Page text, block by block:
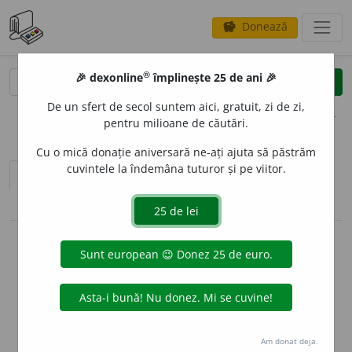
savings Donează
clear
opțiuni
sinteza definițiilor (2)
definiții (50)
pronunție volume_up
info
Aceste definiții sunt compilate de
echipa dexonline. Definițiile
originale se află pe filadefiniții.
Puteți reordona filele pe pagina de
🎉 dexonline® împlinește 25 de ani 🎉
De un sfert de secol suntem aici, gratuit, zi de zi,
pentru milioane de căutări.
Cu o mică donație aniversară ne-ați ajuta să păstrăm
cuvintele la îndemâna tuturor și pe viitor.
Am donat deja.